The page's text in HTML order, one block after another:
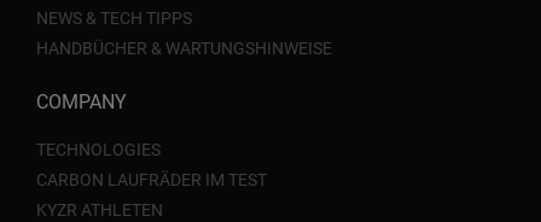
NEWS & TECH TIPPS
HANDBÜCHER & WARTUNGSHINWEISE
COMPANY
TECHNOLOGIES
CARBON LAUFRÄDER IM TEST
KYZR ATHLETEN